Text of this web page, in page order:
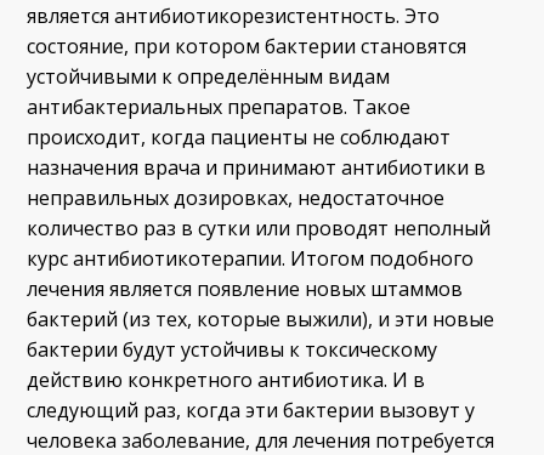
является антибиотикорезистентность. Это
состояние, при котором бактерии становятся
устойчивыми к определённым видам
антибактериальных препаратов. Такое
происходит, когда пациенты не соблюдают
назначения врача и принимают антибиотики в
неправильных дозировках, недостаточное
количество раз в сутки или проводят неполный
курс антибиотикотерапии. Итогом подобного
лечения является появление новых штаммов
бактерий (из тех, которые выжили), и эти новые
бактерии будут устойчивы к токсическому
действию конкретного антибиотика. И в
следующий раз, когда эти бактерии вызовут у
человека заболевание, для лечения потребуется